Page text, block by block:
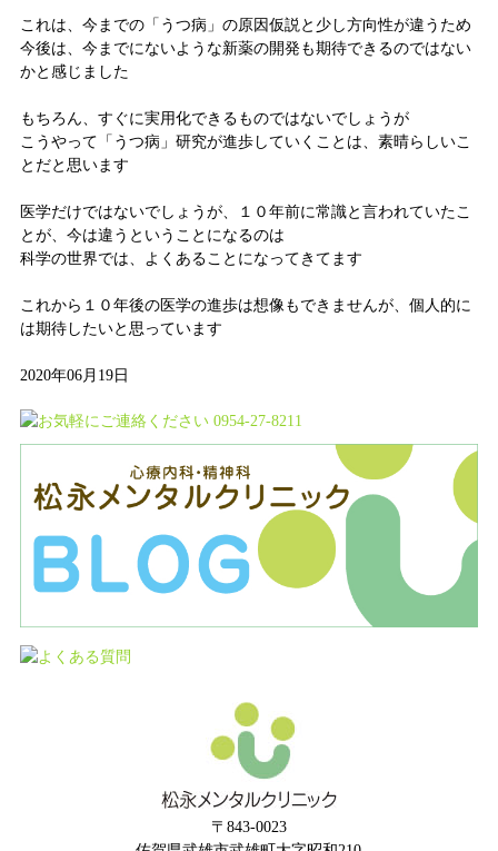
これは、今までの「うつ病」の原因仮説と少し方向性が違うため
今後は、今までにないような新薬の開発も期待できるのではない
かと感じました
もちろん、すぐに実用化できるものではないでしょうが
こうやって「うつ病」研究が進歩していくことは、素晴らしいこ
とだと思います
医学だけではないでしょうが、１０年前に常識と言われていたこ
とが、今は違うということになるのは
科学の世界では、よくあることになってきてます
これから１０年後の医学の進歩は想像もできませんが、個人的に
は期待したいと思っています
2020年06月19日
〒843-0023